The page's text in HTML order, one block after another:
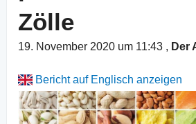
Zölle
19. November 2020 um 11:43 , Der
Bericht auf Englisch anzeigen